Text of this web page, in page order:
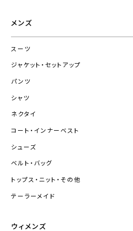
メンズ
スーツ
ジャケット・セットアップ
パンツ
シャツ
ネクタイ
コート・インナーベスト
シューズ
ベルト・バッグ
トップス・ニット・その他
テーラーメイド
ウィメンズ